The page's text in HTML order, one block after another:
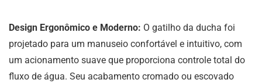
Design Ergonômico e Moderno: O gatilho da ducha foi
projetado para um manuseio confortável e intuitivo, com
um acionamento suave que proporciona controle total do
fluxo de água. Seu acabamento cromado ou escovado